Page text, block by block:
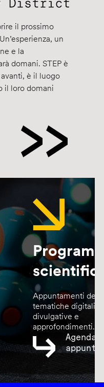
il prossimo
un
e la
domani. STEP è
è il luogo
il loro domani
Appuntamenti
tematiche digitali,
divulgative e
approfondimenti.
Agenda